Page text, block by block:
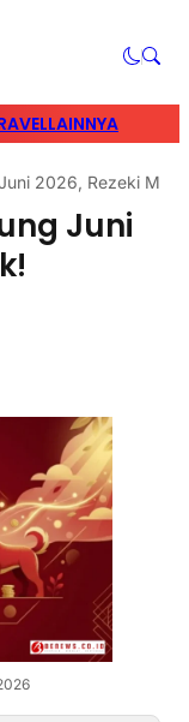
LAINNYA
2026, Rezeki
Juni